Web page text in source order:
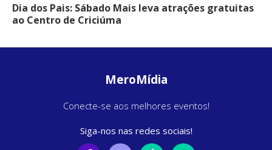
Dia dos Pais: Sábado Mais leva atrações gratuitas
ao Centro de Criciúma
MeroMídia
Conecte-se aos melhores eventos!
Siga-nos nas redes sociais!